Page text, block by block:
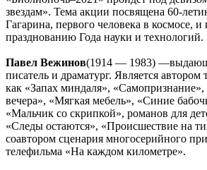
звездам». Тема акции посвящена 60-
Гагарина, первого человека в космосе,
празднованию Года науки и технологий.
Павел Вежинов(1914 — 1983)
писатель и драматург. Является автором
как «Запах миндаля»,
вечера», «Мягкая мебель», «Синие
«Мальчик со скрипкой», романов для
«Следы остаются», «Происшествие на
соавтором сценария многосерийного
телефильма «На каждом километре».